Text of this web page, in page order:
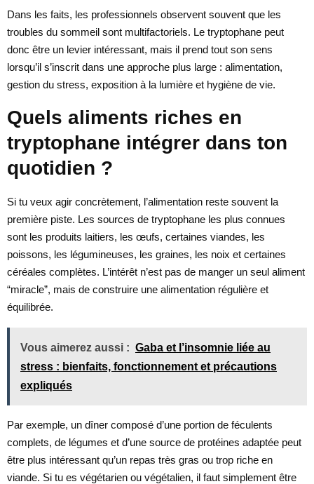
Dans les faits, les professionnels observent souvent que les
troubles du sommeil sont multifactoriels. Le tryptophane peut
donc être un levier intéressant, mais il prend tout son sens
lorsqu’il s’inscrit dans une approche plus large : alimentation,
gestion du stress, exposition à la lumière et hygiène de vie.
Quels aliments riches en
tryptophane intégrer dans ton
quotidien ?
Si tu veux agir concrètement, l’alimentation reste souvent la
première piste. Les sources de tryptophane les plus connues
sont les produits laitiers, les œufs, certaines viandes, les
poissons, les légumineuses, les graines, les noix et certaines
céréales complètes. L’intérêt n’est pas de manger un seul aliment
“miracle”, mais de construire une alimentation régulière et
équilibrée.
Vous aimerez aussi : Gaba et l’insomnie liée au
stress : bienfaits, fonctionnement et précautions
expliqués
Par exemple, un dîner composé d’une portion de féculents
complets, de légumes et d’une source de protéines adaptée peut
être plus intéressant qu’un repas très gras ou trop riche en
viande. Si tu es végétarien ou végétalien, il faut simplement être